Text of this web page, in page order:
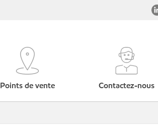
Points de vente Contactez-nous